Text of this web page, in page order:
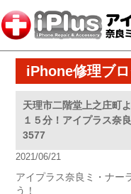
iPhone修理ブ
天理市二階堂上之庄
１５分！アイプラス奈
3577
2021/06/21
アイプラス奈良ミ・ナー
う！